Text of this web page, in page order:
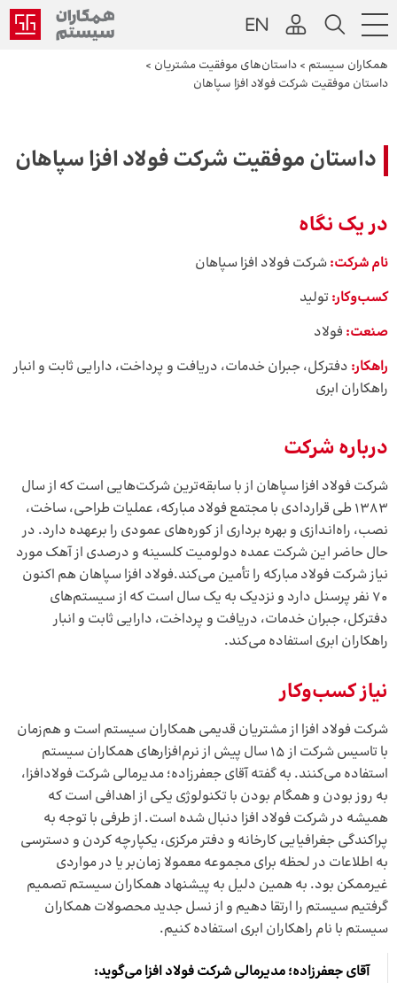
همکاران سیستم > داستان‌های موفقیت مشتریان >
داستان موفقیت شرکت فولاد افزا سپاهان
داستان موفقیت شرکت فولاد افزا سپاهان
در یک نگاه
نام شرکت:شرکت فولاد افزا سپاهان
کسب‌وکار: تولید
صنعت: فولاد
راهکار: دفترکل، جبران خدمات، دریافت و پرداخت، دارایی ثابت و انبار
راهکاران ابری
درباره شرکت
شرکت فولاد افزا سپاهان از با سابقه‌ترین شرکت‌هایی است که از سال
1383 طی قراردادی با مجتمع فولاد مبارکه، عملیات طراحی، ساخت،
نصب، راه‌انـدازی و بهره برداری از کوره‌های عمودی را برعهده دارد. در
حال حاضر این شرکت عمده دولومیت کلسینه و درصدی از آهک مورد
نیاز شرکت فولاد مبارکه را تأمین می‌کند.فولاد افزا سپاهان هم اکنون
70 نفر پرسنل دارد و نزدیک به یک سال است که از سیستم‌های
دفترکل، جبران خدمات، دریافت و پرداخت، دارایی ثابت و انبار
راهکاران ابری استفاده می‌کند.
نیاز کسب‌وکار
شرکت فولاد افزا از مشتریان قدیمی همکاران سیستم است و هم‌زمان
با تاسیس شرکت از 15 سال پیش از نرم‌افزارهای همکاران سیستم
استفاده می‌کنند. به گفته آقای جعفرزاده؛ مدیرمالی شرکت فولادافزا،
به روز بودن و همگام بودن با تکنولوژی یکی از اهدافی است که
همیشه در شرکت فولاد افزا دنبال شده است. از طرفی با توجه به
پراکندگی جغرافیایی کارخانه و دفتر مرکزی، یکپارچه کردن و دسترسی
به اطلاعات در لحظه برای مجموعه معمولا زمان‌بر یا در مواردی
غیرممکن بود. به همین دلیل به پیشنهاد همکاران سیستم تصمیم
گرفتیم سیستم را ارتقا دهیم و از نسل جدید محصولات همکاران
سیستم با نام راهکاران ابری استفاده کنیم.
آقای جعفرزاده؛ مدیرمالی شرکت فولاد افزا می‌گوید: